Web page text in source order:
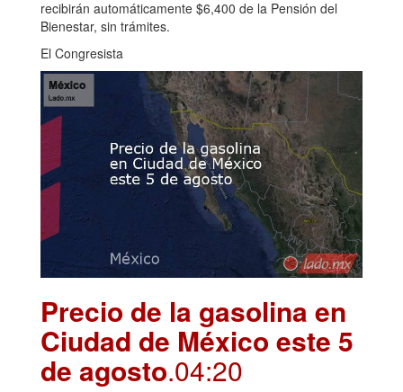
recibirán automáticamente $6,400 de la Pensión del
Bienestar, sin trámites.
El Congresista
Precio de la gasolina en
Ciudad de México este 5
de agosto.04:20